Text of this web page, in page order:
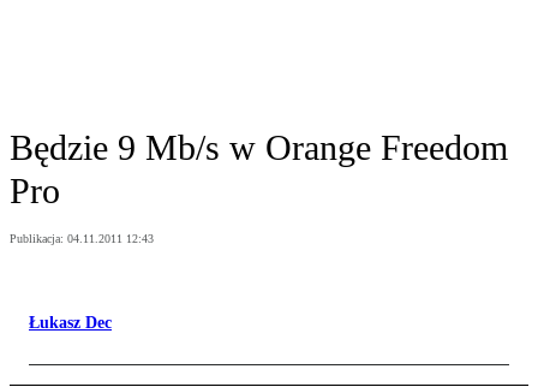
Będzie 9 Mb/s w Orange Freedom
Pro
Publikacja: 04.11.2011 12:43
Łukasz Dec